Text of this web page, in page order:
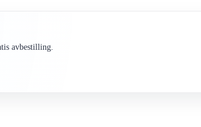
avbestilling.